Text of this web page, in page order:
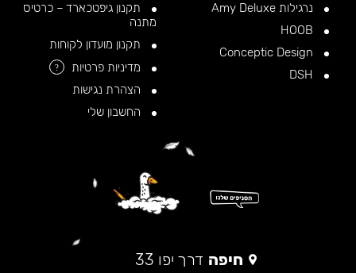
נרגילות Amy Deluxe
תקנון גיפטכארד – כרטיס
מתנה
תקנון מועדון לקוחות
מדיניות פרטיות
?
הצהרת נגישות
החשבון שלי
חיפה דרך יפו 33